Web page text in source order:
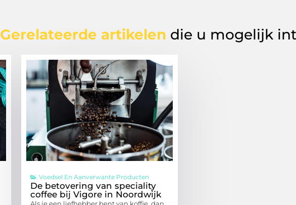
Gerelateerde artikelen die u mogelijk
Voedsel En Aanverwante Producten
De betovering van speciality
coffee bij Vigore in Noordwijk
Als je een liefhebber bent van koffie, dan